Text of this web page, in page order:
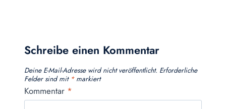
Schreibe einen Kommentar
Deine E-Mail-Adresse wird nicht veröffentlicht. Erforderliche
Felder sind mit *markiert
Kommentar *